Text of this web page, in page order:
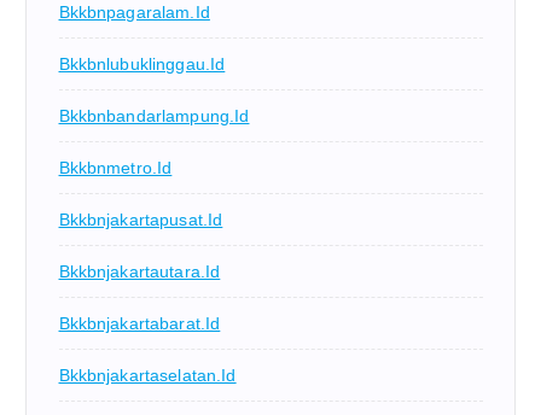
Bkkbnpagaralam.id
Bkkbnlubuklinggau.id
Bkkbnbandarlampung.id
Bkkbnmetro.id
Bkkbnjakartapusat.id
Bkkbnjakartautara.id
Bkkbnjakartabarat.id
Bkkbnjakartaselatan.id